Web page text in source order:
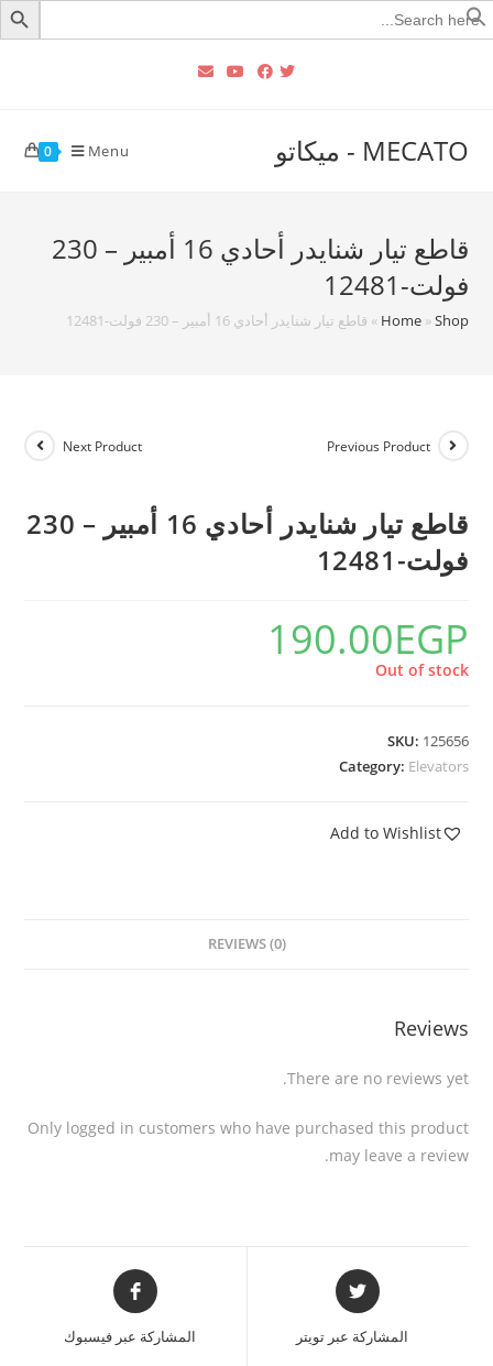
Search
for:
MECATO - ميكاتو 0 Menu
قاطع تيار شنايدر أحادي 16 أمبير – 230
فولت-12481
Home»Shop
» قاطع تيار شنايدر أحادي 16 أمبير – 230 فولت-12481
Previous Product
Next Product
قاطع تيار شنايدر أحادي 16 أمبير – 230
فولت-12481
190.00EGP
Out of stock
SKU: 125656
Category: Elevators
Add to Wishlist
REVIEWS (0)
Reviews
There are no reviews yet.
Only logged in customers who have purchased this product
may leave a review.
المشاركة عبر تويتر المشاركة عبر فيسبوك